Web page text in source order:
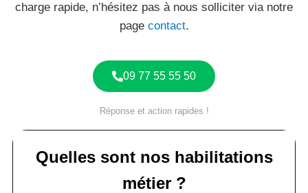
charge rapide, n’hésitez pas à nous solliciter via notre
page contact.
09 77 55 55 50
Réponse et action rapides !
Quelles sont nos habilitations
métier ?